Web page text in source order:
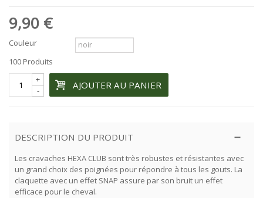
9,90 €
Couleur
100 Produits
-
+ AJOUTER AU PANIER
DESCRIPTION DU PRODUIT
Les cravaches HEXA CLUB sont très robustes et résistantes avec
un grand choix des poignées pour répondre à tous les gouts. La
claquette avec un effet SNAP assure par son bruit un effet
efficace pour le cheval.